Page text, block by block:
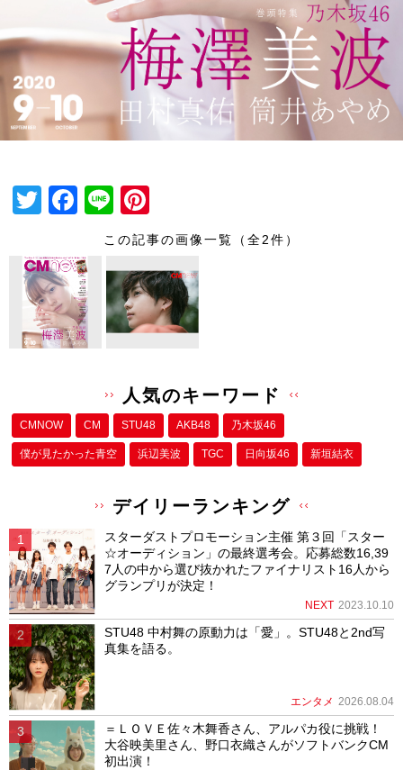
T
tt
er
F
c
e
b
o
Li
n
nt
e
st
この記事の画像一覧（全2件）
人気のキーワード
CMNOW CM STU48 AKB48 乃木坂46
僕が⾒たかった⻘空 浜辺美波 TGC 日向坂46 新垣結衣
デイリーランキング
スターダストプロモーション主催 第３回「スター
☆オーディション」の最終選考会。応募総数16,39
7人の中から選び抜かれたファイナリスト16人から
グランプリが決定！
NEXT 2023.10.10
STU48 中村舞の原動力は「愛」。STU48と2nd写
真集を語る。
エンタメ 2026.08.04
＝ＬＯＶＥ佐々木舞香さん、アルパカ役に挑戦！
大谷映美里さん、野口衣織さんがソフトバンクCM
初出演！